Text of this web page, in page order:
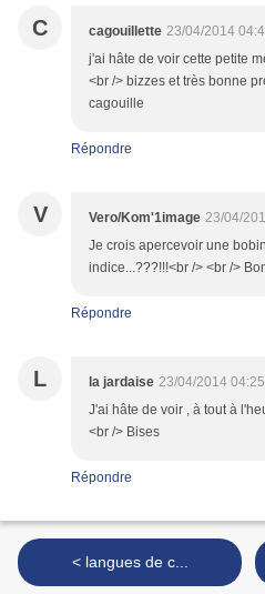
C cagouillette 23/04/2014
j'ai hâte de voir cette petite
<br /> bizzes et très bonne
cagouille
Répondre
V Vero/Kom'1image 23/04/
Je crois apercevoir une
indice...???!!!<br /> <br />
Répondre
L la jardaise 23/04/2014 04:25
J'ai hâte de voir , à tout à
<br /> Bises
Répondre
< langues de c...